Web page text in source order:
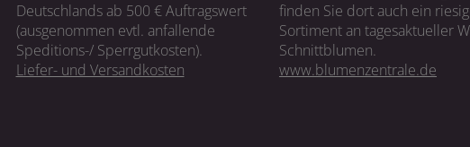
Deutschlands ab 500 € Auftragswert
(ausgenommen evtl. anfallende
Speditions-/ Sperrgutkosten).
Liefer- und Versandkosten
finden Sie dort auch ein
Sortiment an tagesaktueller
Schnittblumen.
www.blumenzentrale.de